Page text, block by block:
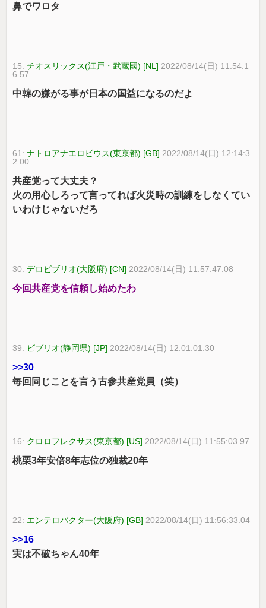
鼻でワロタ
15:チオスリックス(江戸・武蔵國) [NL] 2022/08/14(日) 11:54:1
6.57
中韓の嫌がる事が日本の国益になるのだよ
61:ナトロアナエロビウス(東京都) [GB] 2022/08/14(日) 12:14:3
2.00
共産党って大丈夫？
火の用心しろって言ってれば火災時の訓練をしなくてい
いわけじゃないだろ
30:デロビブリオ(大阪府) [CN] 2022/08/14(日) 11:57:47.08
今回共産党を信頼し始めたわ
39: ビブリオ(静岡県) [JP] 2022/08/14(日) 12:01:01.30
>>30
毎回同じことを言う古参共産党員（笑）
16: クロロフレクサス(東京都) [US] 2022/08/14(日) 11:55:03.97
桃栗3年安倍8年志位の独裁20年
22: エンテロバクター(大阪府) [GB] 2022/08/14(日) 11:56:33.04
>>16
実は不破ちゃん40年